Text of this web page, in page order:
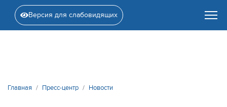
Версия для слабовидящих
Главная Пресс-центр Новости